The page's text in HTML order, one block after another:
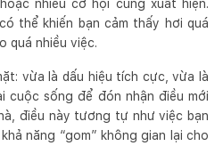
nhiều cơ hội cùng xuất hiện.
thể khiến bạn cảm thấy hơi quá
quá nhiều việc.
vừa là dấu hiệu tích cực, vừa là
cuộc sống để đón nhận điều mới
điều này tương tự như việc bạn
năng “gom” không gian lại cho